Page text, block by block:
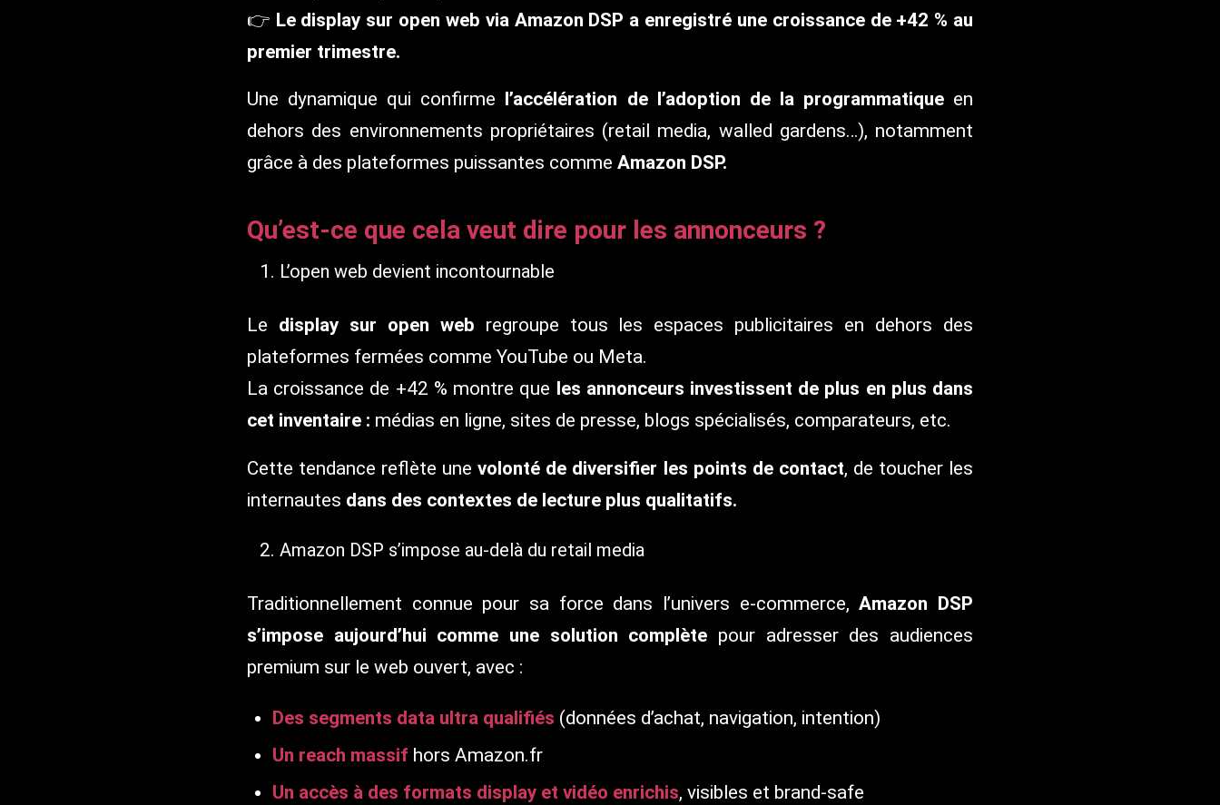
👉 Le display sur open web via Amazon DSP a enregistré une croissance de +42 % au
premier trimestre.
Une dynamique qui confirme l’accélération de l’adoption de la programmatiqueen
dehors des environnements propriétaires (retail media, walled gardens…), notamment
grâce à des plateformes puissantes comme Amazon DSP.
Qu’est-ce que cela veut dire pour les annonceurs ?
L’open web devient incontournable
Le display sur open web regroupe tous les espaces publicitaires en dehors des
plateformes fermées comme YouTube ou Meta.
La croissance de +42 % montre que les annonceurs investissent de plus en plus dans
cet inventaire : médias en ligne, sites de presse, blogs spécialisés, comparateurs, etc.
Cette tendance reflète unevolonté de diversifier les points de contact, de toucher les
internautes dans des contextes de lecture plus qualitatifs.
Amazon DSP s’impose au-delà du retail media
Traditionnellement connue pour sa force dans l’univers e-commerce,Amazon DSP
s’impose aujourd’hui comme une solution complète pour adresser des audiences
premium sur le web ouvert, avec :
Des segments data ultra qualifiés (données d’achat, navigation, intention)
Un reach massif hors Amazon.fr
Un accès à des formats display et vidéo enrichis, visibles et brand-safe